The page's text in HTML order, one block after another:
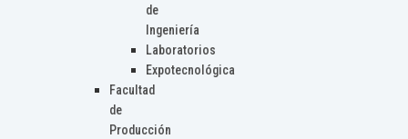
de
Ingeniería
Laboratorios
Expotecnológica
Facultad
de
Producción